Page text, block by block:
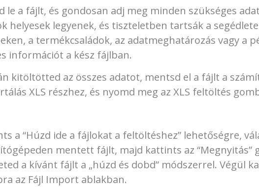
le a fájlt, és gondosan adj meg minden szükséges
helyesek legyenek, és tiszteletben tartsák a
a termékcsaládok, az adatmeghatározás vagy a
információt a kész fájlban.
kitöltötted az összes adatot, mentsd el a fájlt a
XLS részhez, és nyomd meg az XLS feltöltés
a “Húzd ide a fájlokat a feltöltéshez” lehetőségre,
mentett fájlt, majd kattints az “Megnyitás”
a kívánt fájlt a „húzd és dobd” módszerrel. Végül
az Fájl Import ablakban.